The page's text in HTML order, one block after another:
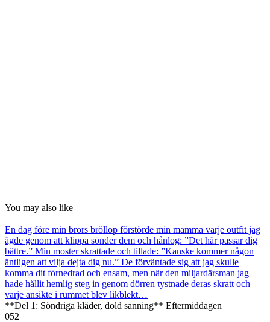
You may also like
En dag före min brors bröllop förstörde min mamma varje outfit jag
ägde genom att klippa sönder dem och hånlog: ”Det här passar dig
bättre.” Min moster skrattade och tillade: ”Kanske kommer någon
äntligen att vilja dejta dig nu.” De förväntade sig att jag skulle
komma dit förnedrad och ensam, men när den miljardärsman jag
hade hållit hemlig steg in genom dörren tystnade deras skratt och
varje ansikte i rummet blev likblekt…
**Del 1: Söndriga kläder, dold sanning** Eftermiddagen
052